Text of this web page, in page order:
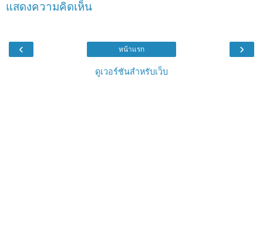
แสดงความคิดเห็น
‹ ›
หน้าแรก
ดูเวอร์ชันสำหรับเว็บ